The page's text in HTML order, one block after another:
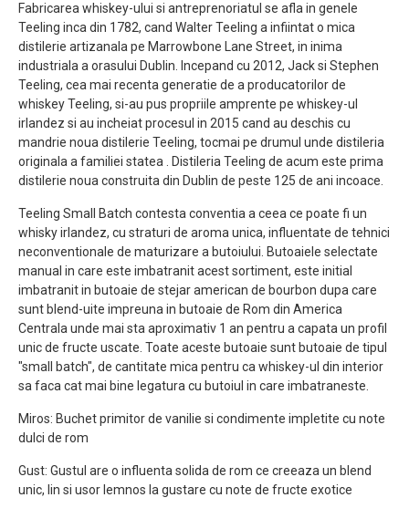
Fabricarea whiskey-ului si antreprenoriatul se afla in genele
Teeling inca din 1782, cand Walter Teeling a infiintat o mica
distilerie artizanala pe Marrowbone Lane Street, in inima
industriala a orasului Dublin. Incepand cu 2012, Jack si Stephen
Teeling, cea mai recenta generatie de a producatorilor de
whiskey Teeling, si-au pus propriile amprente pe whiskey-ul
irlandez si au incheiat procesul in 2015 cand au deschis cu
mandrie noua distilerie Teeling, tocmai pe drumul unde distileria
originala a familiei statea . Distileria Teeling de acum este prima
distilerie noua construita din Dublin de peste 125 de ani incoace.
Teeling Small Batch contesta conventia a ceea ce poate fi un
whisky irlandez, cu straturi de aroma unica, influentate de tehnici
neconventionale de maturizare a butoiului. Butoaiele selectate
manual in care este imbatranit acest sortiment, este initial
imbatranit in butoaie de stejar american de bourbon dupa care
sunt blend-uite impreuna in butoaie de Rom din America
Centrala unde mai sta aproximativ 1 an pentru a capata un profil
unic de fructe uscate. Toate aceste butoaie sunt butoaie de tipul
"small batch", de cantitate mica pentru ca whiskey-ul din interior
sa faca cat mai bine legatura cu butoiul in care imbatraneste.
Miros: Buchet primitor de vanilie si condimente impletite cu note
dulci de rom
Gust: Gustul are o influenta solida de rom ce creeaza un blend
unic, lin si usor lemnos la gustare cu note de fructe exotice